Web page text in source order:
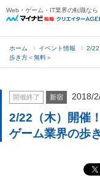
Web・ゲーム・IT業界の転職なら
ホーム イベント情報
2/22
歩き方＜無料＞
開催終了 新宿 2018/
2/22（木）開催
ゲーム業界の歩